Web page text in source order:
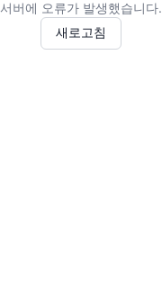
서버에 오류가 발생했습니다.
새로고침